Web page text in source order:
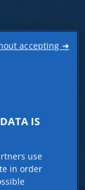
IS
use
in order
accepting ➜